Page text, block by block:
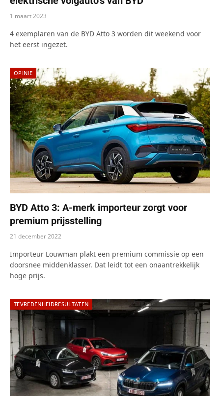
1 maart 2023
4 exemplaren van de BYD Atto 3 worden dit weekend voor
het eerst ingezet.
OPINIE
BYD Atto 3: A-merk importeur zorgt voor
premium prijsstelling
21 december 2022
Importeur Louwman plakt een premium commissie op een
doorsnee middenklasser. Dat leidt tot een onaantrekkelijk
hoge prijs.
TEVREDENHEIDRESULTATEN